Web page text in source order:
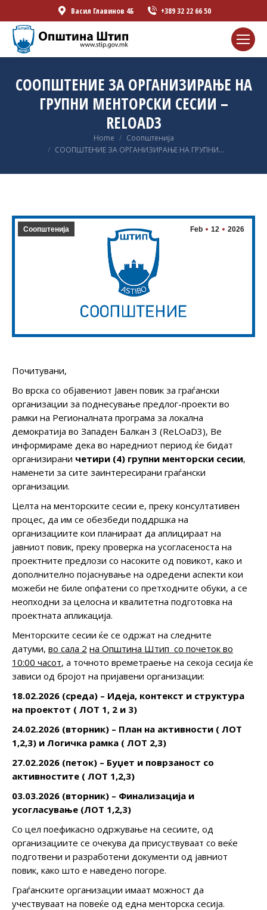
Васил Главинов 4Б +389 32 22 66 50
СООПШТЕНИЕ ЗА ОРГАНИЗИРАЊЕ НА
ГРУПНИ МЕНТОРСКИ СЕСИИ –
RELOAD3
Home
Соопштенија
СООПШТЕНИЕ ЗА ОРГАНИЗИРАЊЕ НА ГРУПНИ…
Feb 12 2026
Соопштенија
Почитувани,
Во врска со објавениот Јавен повик за граѓански
организации за поднесување предлог-проекти во
рамки на Регионалната програма за локална
демократија во Западен Балкан 3 (ReLOaD3), Ве
информираме дека во наредниот период ќе бидат
организирани четири (4) групни менторски сесии,
наменети за сите заинтересирани граѓански
организации.
Целта на менторските сесии е, преку консултативен
процес, да им се обезбеди поддршка на
организациите кои планираат да аплицираат на
јавниот повик, преку проверка на усогласеноста на
проектните предлози со насоките од повикот, како и
дополнително појаснување на одредени аспекти кои
можеби не биле опфатени со претходните обуки, а се
неопходни за целосна и квалитетна подготовка на
проектната апликација.
Менторските сесии ќе се одржат на следните
датуми, во сала 2 на Општина Штип со почеток во
10:00 часот, а точното времетраење на секоја сесија ќе
зависи од бројот на пријавени организации:
18.02.2026 (среда) – Идеја, контекст и структура
на проектот ( ЛОТ 1, 2 и 3)
24.02.2026 (вторник) – План на активности ( ЛОТ
1,2,3) и Логичка рамка ( ЛОТ 2,3)
27.02.2026 (петок) – Буџет и поврзаност со
активностите ( ЛОТ 1,2,3)
03.03.2026 (вторник) – Финализација и
усогласување (ЛОТ 1,2,3)
Со цел поефикасно одржување на сесиите, од
организациите се очекува да присуствуваат со веќе
подготвени и разработени документи од јавниот
повик, како што е наведено погоре.
Граѓанските организации имаат можност да
учествуваат на повеќе од една менторска сесија.